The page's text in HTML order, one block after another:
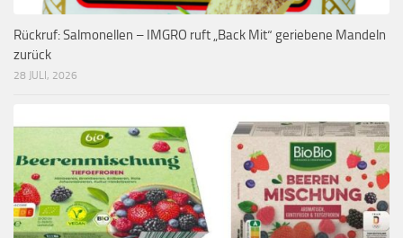
Rückruf: Salmonellen – IMGRO ruft „Back Mit“ geriebene Mandeln
zurück
28 JULI, 2026